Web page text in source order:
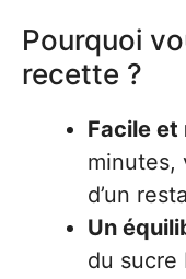
Pourquoi
recette ?
Facile et
minutes,
d’un
Un
du sucre